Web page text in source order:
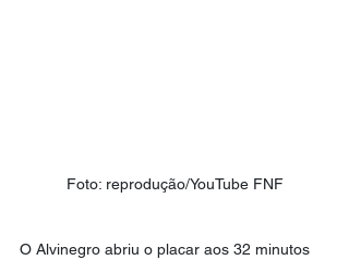
Foto: reprodução/YouTube FNF
O Alvinegro abriu o placar aos 32 minutos